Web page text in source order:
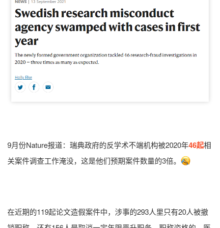
9月份Nature报道：瑞典政府的反学术不端机构被2020年46起相
关案件调查工作淹没，这是他们预期案件数量的3倍。
在近期的119起论文造假案件中，涉事的293人里只有20人被撤